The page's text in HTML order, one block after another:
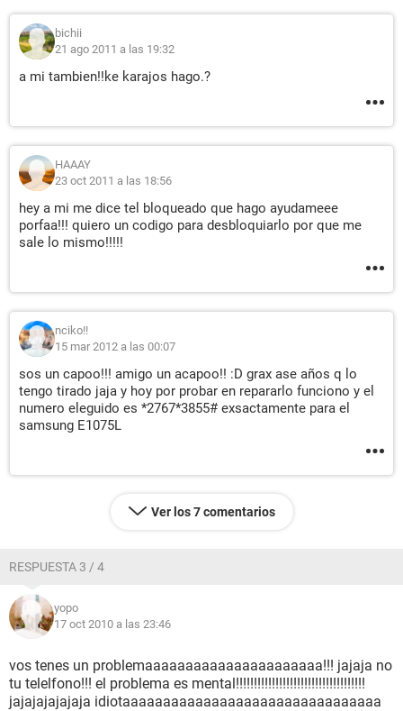
bichii
21 ago 2011 a las 19:32
a mi tambien!!ke karajos hago.?
HAAAY
23 oct 2011 a las 18:56
hey a mi me dice tel bloqueado que hago ayudameee
porfaa!!! quiero un codigo para desbloquiarlo por que me
sale lo mismo!!!!!
nciko!!
15 mar 2012 a las 00:07
sos un capoo!!! amigo un acapoo!! :D grax ase años q lo
tengo tirado jaja y hoy por probar en repararlo funciono y el
numero eleguido es *2767*3855# exsactamente para el
samsung E1075L
Ver los 7 comentarios
RESPUESTA 3 / 4
yopo
17 oct 2010 a las 23:46
vos tenes un problemaaaaaaaaaaaaaaaaaaaaaa!!! jajaja no
tu telelfono!!! el problema es mental!!!!!!!!!!!!!!!!!!!!!!!!!!!!!!!!!!!!
jajajajajajaja idiotaaaaaaaaaaaaaaaaaaaaaaaaaaaaaaaa